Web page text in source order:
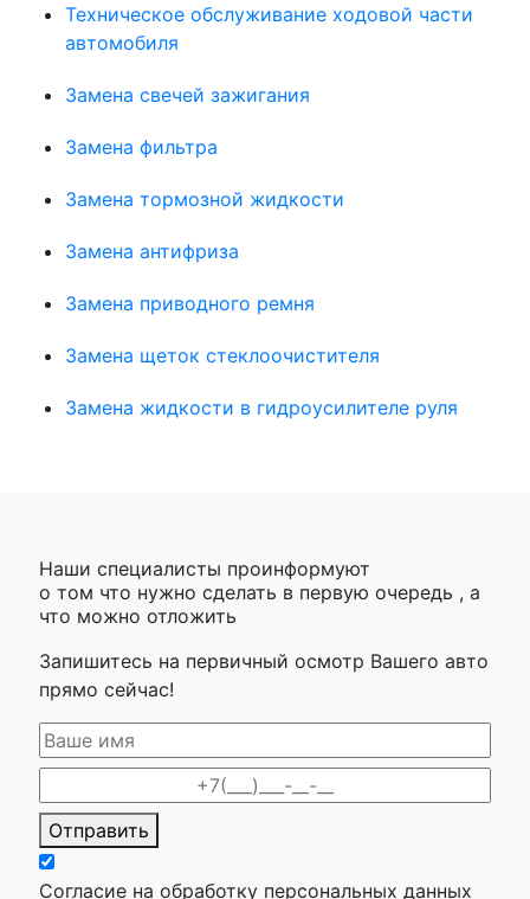
Техническое обслуживание ходовой части
автомобиля
Замена свечей зажигания
Замена фильтра
Замена тормозной жидкости
Замена антифриза
Замена приводного ремня
Замена щеток стеклоочистителя
Замена жидкости в гидроусилителе руля
Наши специалисты проинформуют
о том что нужно сделать в первую очередь , а
что можно отложить
Запишитесь на первичный осмотр Вашего авто
прямо сейчас!
Отправить
Согласие на обработку персональных данных